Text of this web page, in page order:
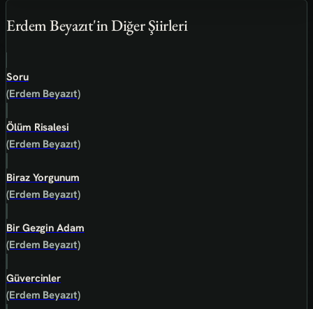
Erdem Beyazıt'in Diğer Şiirleri
Soru
(Erdem Beyazıt)
Ölüm Risalesi
(Erdem Beyazıt)
Biraz Yorgunum
(Erdem Beyazıt)
Bir Gezgin Adam
(Erdem Beyazıt)
Güvercinler
(Erdem Beyazıt)